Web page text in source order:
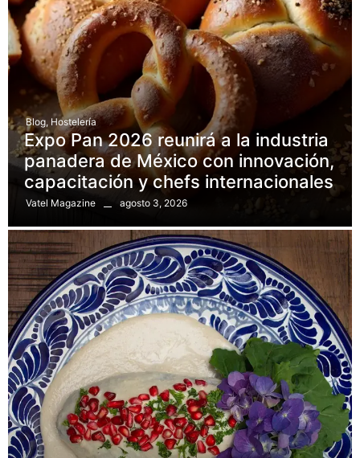
Blog, Hostelería
Expo Pan 2026 reunirá a la industria
panadera de México con innovación,
capacitación y chefs internacionales
Vatel Magazine agosto 3, 2026